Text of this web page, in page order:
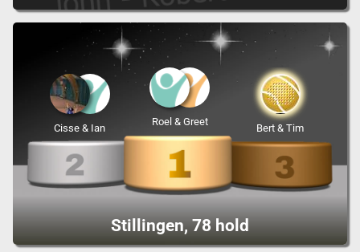
Stillingen, 78 hold
Roel & Greet
Cisse & Ian Bert & Tim